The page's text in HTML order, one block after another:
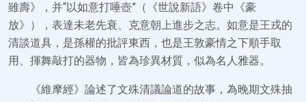
雖壽》，并“以如意打唾壺”（《世說新語》卷中《豪
放》），表達未老先衰、克意朝上進步之志。如意是王戎的
清談道具，是孫權的批評東西，也是王敦豪情之下順手取
用、揮舞敲打的器物，皆為珍異材質，似為名人雅器。
《維摩經》論述了文殊清議論道的故事，為晚期文殊抽